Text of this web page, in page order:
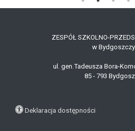
ZESPÓŁ SZKOLNO-
w Bydgoszczy
ul. gen.Tadeusza Bora-
85 - 793
Deklaracja dostępności